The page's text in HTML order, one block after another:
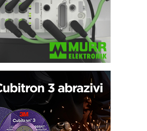
kao dugoročna korist
na prvom mestu!